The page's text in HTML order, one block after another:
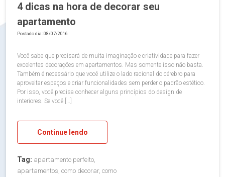
4 dicas na hora de decorar seu
apartamento
Postado dia: 08/07/2016
Você sabe que precisará de muita imaginação e criatividade para fazer
excelentes decorações em apartamentos. Mas somente isso não basta.
Também é necessário que você utilize o lado racional do cérebro para
aproveitar espaços e criar funcionalidades sem perder o padrão estético.
Por isso, você precisa conhecer alguns princípios do design de
interiores. Se você […]
Continue lendo
Tag: apartamento perfeito,
apartamentos, como decorar, como